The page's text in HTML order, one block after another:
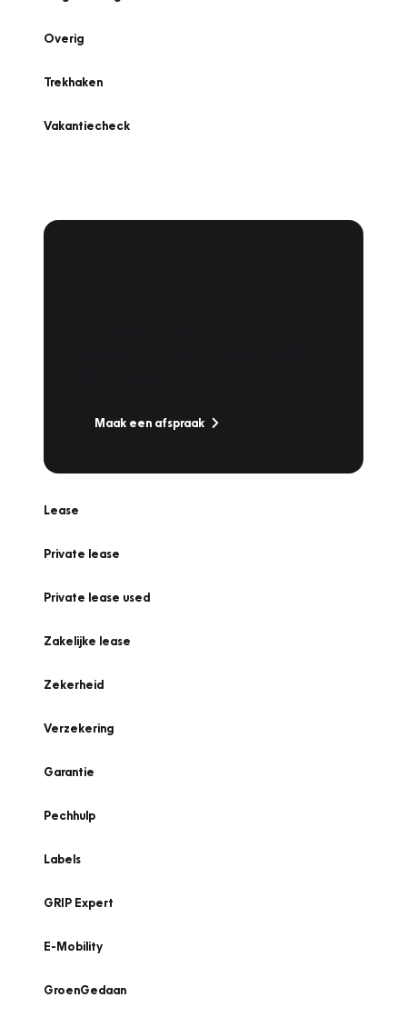
Overig
Trekhaken
Vakantiecheck
Maak een afspraak
Lease
Private lease
Private lease used
Zakelijke lease
Zekerheid
Verzekering
Garantie
Pechhulp
Labels
GRIP Expert
E-Mobility
GroenGedaan